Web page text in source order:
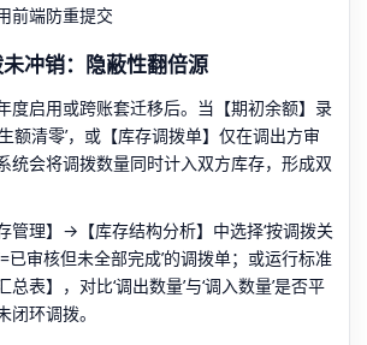
前端防重提交
冲销：隐蔽性翻倍源
度启用或跨账套迁移后。当【期初余额】录
额清零’，或【库存调拨单】仅在调出方审
统会将调拨数量同时计入双方库存，形成双
管理】→【库存结构分析】中选择‘按调拨关
=已审核但未全部完成’的调拨单；或运行标准
表】，对比‘调出数量’与‘调入数量’是否平
环调拨。